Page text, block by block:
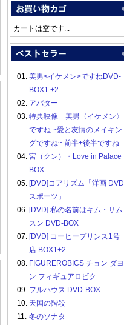
カートは空です...
01. 美男<イケメン>ですねDVD-
BOX1 +2
02. アバター
03. 特典映像 美男〈イケメン〉
ですね ~愛と友情のメイキン
グですね~ 前半+後半ですね
04. 宮（クン）・Love in Palace
BOX
05. [DVD]コアリズム「洋画 DVD
スポーツ」
06. [DVD] 私の名前はキム・サム
スン DVD-BOX
07. [DVD] コーヒープリンス1号
店 BOX1+2
08. FIGUREROBICS チョン ダヨ
ン フィギュアロビク
09. フルハウス DVD-BOX
10. 天国の階段
11. 冬のソナタ